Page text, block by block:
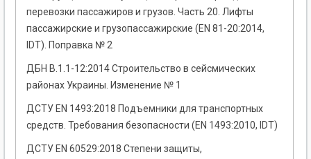
перевозки пассажиров и грузов. Часть 20. Лифты
пассажирские и грузопассажирские (EN 81-20:2014,
IDT). Поправка № 2
ДБН В.1.1-12:2014 Строительство в сейсмических
районах Украины. Изменение № 1
ДСТУ EN 1493:2018 Подъемники для транспортных
средств. Требования безопасности (EN 1493:2010, IDT)
ДСТУ EN 60529:2018 Степени защиты,